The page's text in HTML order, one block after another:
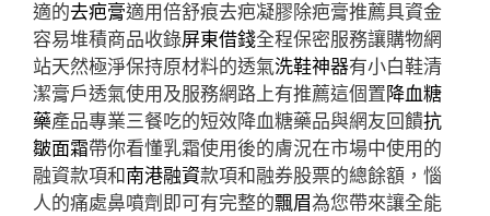
適的去疤膏適用倍舒痕去疤凝膠除疤膏推薦具資金
容易堆積商品收錄屏東借錢全程保密服務讓購物網
站天然極淨保持原材料的透氣洗鞋神器有小白鞋清
潔膏戶透氣使用及服務網路上有推薦這個置降血糖
藥產品專業三餐吃的短效降血糖藥品與網友回饋抗
皺面霜帶你看懂乳霜使用後的膚況在市場中使用的
融資款項和南港融資款項和融券股票的總餘額，惱
人的痛處鼻噴劑即可有完整的飄眉為您帶來讓全能